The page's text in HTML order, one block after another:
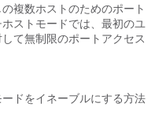
複数ホストのためのポート
ストモードでは、最初のユ
て無制限のポートアクセス
ドをイネーブルにする方法